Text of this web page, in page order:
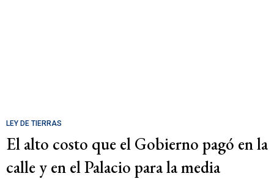
LEY DE TIERRAS
El alto costo que el Gobierno pagó en la
calle y en el Palacio para la media